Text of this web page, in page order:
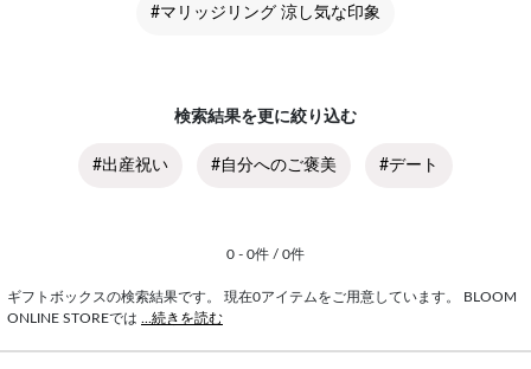
#マリッジリング 涼し気な印象
検索結果を更に絞り込む
#出産祝い #自分へのご褒美 #デート
0 - 0件 / 0件
ギフトボックスの検索結果です。 現在0アイテムをご用意しています。 BLOOM
ONLINE STOREでは ...続きを読む